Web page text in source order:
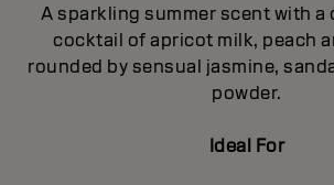
A sparkling summer scent with
cocktail of apricot milk, peach
rounded by sensual jasmine,
powder.
Ideal For